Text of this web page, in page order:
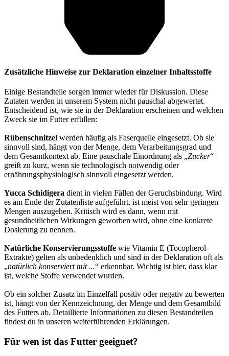
Zusätzliche Hinweise zur Deklaration einzelner Inhaltsstoffe
Einige Bestandteile sorgen immer wieder für Diskussion. Diese
Zutaten werden in unserem System nicht pauschal abgewertet.
Entscheidend ist, wie sie in der Deklaration erscheinen und welchen
Zweck sie im Futter erfüllen:
Rübenschnitzel werden häufig als Faserquelle eingesetzt. Ob sie
sinnvoll sind, hängt von der Menge, dem Verarbeitungsgrad und
dem Gesamtkontext ab. Eine pauschale Einordnung als „Zucker“
greift zu kurz, wenn sie technologisch notwendig oder
ernährungsphysiologisch sinnvoll eingesetzt werden.
Yucca Schidigera dient in vielen Fällen der Geruchsbindung. Wird
es am Ende der Zutatenliste aufgeführt, ist meist von sehr geringen
Mengen auszugehen. Kritisch wird es dann, wenn mit
gesundheitlichen Wirkungen geworben wird, ohne eine konkrete
Dosierung zu nennen.
Natürliche Konservierungsstoffe wie Vitamin E (Tocopherol-
Extrakte) gelten als unbedenklich und sind in der Deklaration oft als
„natürlich konserviert mit ...“ erkennbar. Wichtig ist hier, dass klar
ist, welche Stoffe verwendet wurden.
Ob ein solcher Zusatz im Einzelfall positiv oder negativ zu bewerten
ist, hängt von der Kennzeichnung, der Menge und dem Gesamtbild
des Futters ab. Detaillierte Informationen zu diesen Bestandteilen
findest du in unseren weiterführenden Erklärungen.
Für wen ist das Futter geeignet?